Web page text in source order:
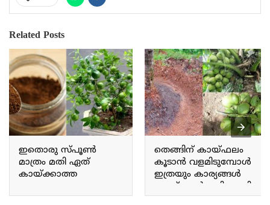
Related Posts
ഇതൊരു സ്‌പൂൺ
മാത്രം മതി ഏത്
കായ്ക്കാത്ത
കുലകുത്തി കായ്ക്കും!
തെങ്ങിന് കായ്ഫലം
കൂടാൻ വളമിടുമ്പോൾ
ഇത്രയും കാര്യങ്ങൾ
ചെയ്താൽ മതി.. ഇനി
തെങ്ങിന് ഇരട്ടി വിളവ്.!!